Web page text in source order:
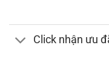
Click nhận ưu